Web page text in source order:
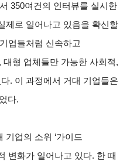
350여건의 인터뷰를 실시한
제로 일어나고 있음을 확신할
업들처럼 신속하고
형 업체들만 가능한 사회적,
. 이 과정에서 거대 기업들은
다.
기업의 소위 ‘가이드
변화가 일어나고 있다. 한 때